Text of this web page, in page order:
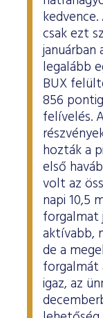
ESG
csak ezt
legalább
BUX
856
felívelés.
hozták a
első
volt az
napi 10,5
forgalmat
aktívabb,
de a
forgalmát
igaz, az